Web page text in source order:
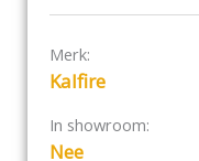
KALFIRE GI
Dankzij de drie
branders, verwerkt
stammen,
De perfecte imitatie
Merk:
Kalfire
In showroom:
Nee